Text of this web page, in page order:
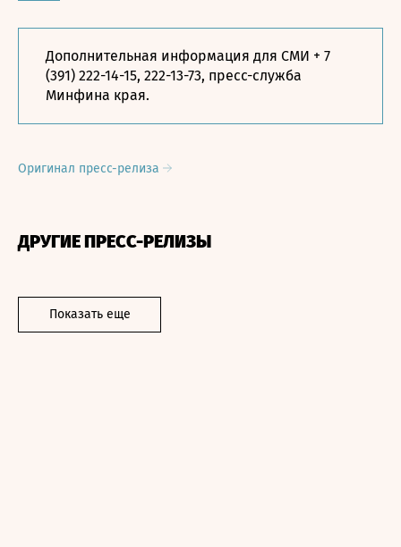
Дополнительная информация для СМИ + 7
(391) 222-14-15, 222-13-73, пресс-служба
Минфина края.
Оригинал пресс-релиза
ДРУГИЕ ПРЕСС-РЕЛИЗЫ
Показать еще